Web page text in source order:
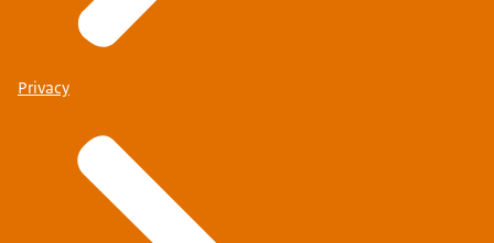
Privacy